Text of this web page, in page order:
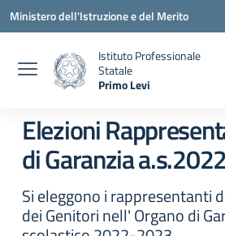
Vai ai contenuti
Vai al menu di navigazione
Vai al footer
Ministero dell'Istruzione e del Merito
Istituto Professionale
Statale
Primo Levi
Elezioni
di Garanzia
Si eleggono i rappresentanti
dei Genitori nell' Organo di